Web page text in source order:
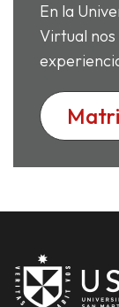
En la
Virtual